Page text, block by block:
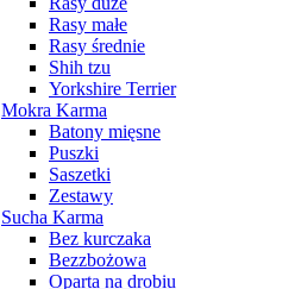
Rasy małe
Rasy średnie
Shih tzu
Yorkshire Terrier
Mokra Karma
Batony mięsne
Puszki
Saszetki
Zestawy
Sucha Karma
Bez kurczaka
Bezzbożowa
Oparta na drobiu